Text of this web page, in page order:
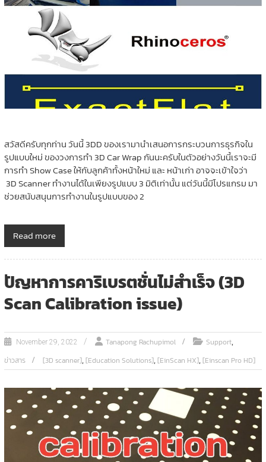
สวัสดีครับทุกท่าน วันนี้ 3DD ของเรามานำเสนอการกระบวนการธุรกิจใน
รูปแบบใหม่ ของวงการทำ 3D Car Wrap กันนะครับในตัวอย่างวันนี้เราจะมี
การทำ Show Case ให้กับลูกค้าทั้งหน้าใหม่ และ หน้าเก่า อาจจะเข้าใจว่า
3D Scanner ทำงานได้ในเพียงรูปแบบ 3 มิติเท่านั้น แต่วันนี้มีโปรแกรม มา
ช่วยสนับสนุนการทำงานในรูปแบบของ 2
Read more
ปัญหาการคาริเบรตชั่นไม่สำเร็จ (3D
Scan Calibration issue)
November 29, 2022 Tanapong Rachupimol Support,
ข่าวสาร [3D scanner],[Education Solutions],[EinScan HX],[Einscan Pro HD]